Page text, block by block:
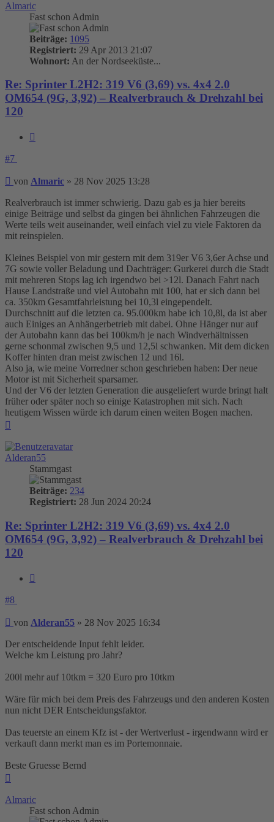
Almaric
Fast schon Admin
Beiträge: 1095
Registriert: 29 Apr 2013 21:07
Wohnort: An der Nordseeküste...
Re: Sprinter L2H2: 319 V6 (3,69) vs. 4x4 2.0
OM654 (9G, 3,92) – Realverbrauch & Drehzahl bei
120
#7
Beitrag
von Almaric » 28 Nov 2025 13:28
Realverbrauch ist immer schwierig. Dazu gab es ja hier bereits
einige Beiträge und selbst da gingen bei ähnlichen Fahrzeugen die
Werte teils weit auseinander, weil einfach viel zu viele Faktoren da
mit reinspielen.
Kleines Beispiel von mir gestern mit dem 319er V6 3,6er Achse und
7G sowie voller Beladung und Dachträger: Gurkerei durch die Stadt
mit mehreren Stops lag ich irgendwo bei >12l. Danach Fahrt nach
Hause Landstraße und viel Autobahn mit 100, hat er sich dann bei
ca. 350km Gesamtfahrleistung bei 10,3l eingependelt.
Durchschnitt auf die letzten ca. 95.000km habe ich 10,8l, da ist aber
auch Einiges an Anhängerbetrieb mit dabei. Ohne Hänger nur auf
der Autobahn kann das bei 100km/h je nach Windverhältnissen
gerne schonmal zwischen 9,5 und 12,5l schwanken. Mit dem dicken
Koffer hinten dran meist zwischen 12 und 16l.
Also ja, wie meine Vorredner schon geschrieben haben: Der neue
Motor ist mit Sicherheit sparsamer.
Und der V6 der letzten Generation die ausgeliefert wurde bringt halt
früher oder später noch so einige Katastrophen mit sich. Nach
heutigem Wissen würde ich darum einen weiten Bogen machen.
Alderan55
Stammgast
Beiträge: 234
Registriert: 28 Jun 2024 20:24
Re: Sprinter L2H2: 319 V6 (3,69) vs. 4x4 2.0
OM654 (9G, 3,92) – Realverbrauch & Drehzahl bei
120
#8
Beitrag
von Alderan55 » 28 Nov 2025 16:34
Der entscheidende Input fehlt leider.
Welche km Leistung pro Jahr?
200l mehr auf 10tkm = 320 Euro pro 10tkm
Wäre für mich bei dem Preis des Fahrzeugs und den anderen Kosten
nun nicht DER Entscheidungsfaktor.
Das teuerste an einem Kfz ist - der Wertverlust - irgendwann wird er
verkauft dann merkt man es im Portemonnaie.
Beste Gruesse Bernd
Almaric
Fast schon Admin